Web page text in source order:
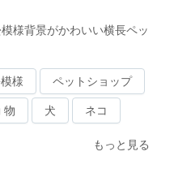
様背景がかわいい横長ペッ
様 ペットショップ
物 犬 ネコ
もっと見る